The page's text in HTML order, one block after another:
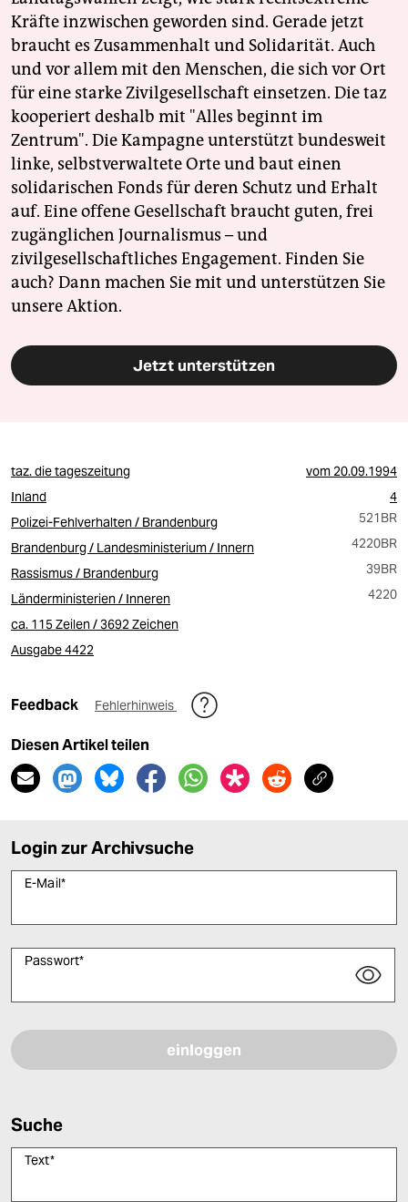
Kräfte inzwischen geworden sind. Gerade jetzt
braucht es Zusammenhalt und Solidarität. Auch
und vor allem mit den Menschen, die sich vor Ort
für eine starke Zivilgesellschaft einsetzen. Die taz
kooperiert deshalb mit "Alles beginnt im
Zentrum". Die Kampagne unterstützt bundesweit
linke, selbstverwaltete Orte und baut einen
solidarischen Fonds für deren Schutz und Erhalt
auf. Eine offene Gesellschaft braucht guten, frei
zugänglichen Journalismus – und
zivilgesellschaftliches Engagement. Finden Sie
auch? Dann machen Sie mit und unterstützen Sie
unsere Aktion.
Jetzt unterstützen
taz. die tageszeitung vom20.09.1994
Inland
4
Polizei-Fehlverhalten / Brandenburg
521BR
Brandenburg / Landesministerium / Innern
4220BR
Rassismus / Brandenburg
39BR
Länderministerien / Inneren
4220
ca. 115 Zeilen / 3692 Zeichen
Ausgabe 4422
Feedback Fehlerhinweis
Diesen Artikel teilen
Login zur Archivsuche
E-Mail*
Passwort*
Suche
Text*